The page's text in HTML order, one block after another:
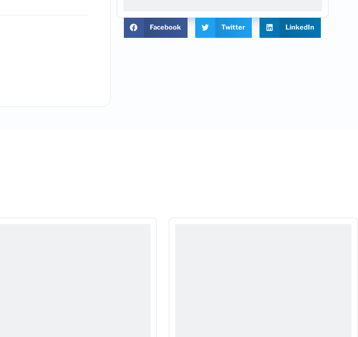
Facebook Twitter LinkedIn